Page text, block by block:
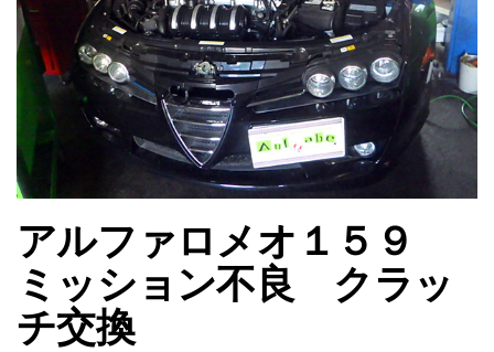
アルファロメオ１５９
ミッション不良 クラッ
チ交換